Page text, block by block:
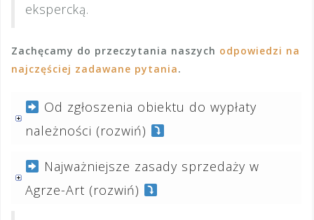
ekspercką.
Zachęcamy do przeczytania naszych odpowiedzi na
najczęściej zadawane pytania.
Od zgłoszenia obiektu do wypłaty
należności (rozwiń)
Najważniejsze zasady sprzedaży w
Agrze-Art (rozwiń)